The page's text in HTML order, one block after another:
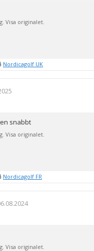
Visa originalet.
Nordicagolf UK
snabbt
Visa originalet.
Nordicagolf FR
Visa originalet.